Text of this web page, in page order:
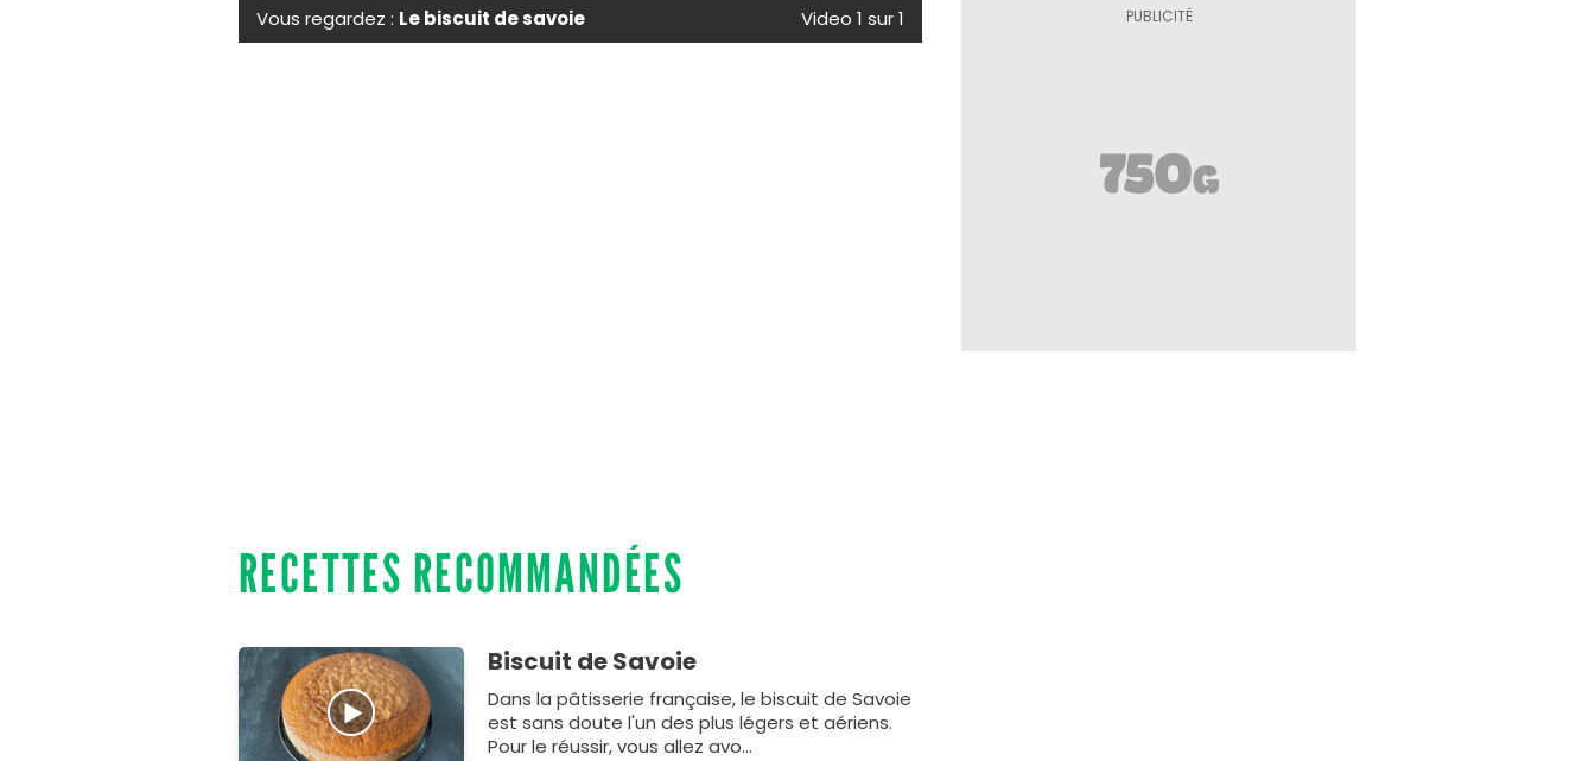
Vous regardez : Le biscuit de savoie Video 1 sur 1
RECETTES RECOMMANDÉES
Biscuit de Savoie
Dans la pâtisserie française, le biscuit de Savoie
est sans doute l'un des plus légers et aériens.
Pour le réussir, vous allez avo…